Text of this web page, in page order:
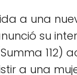
a una
su
a una